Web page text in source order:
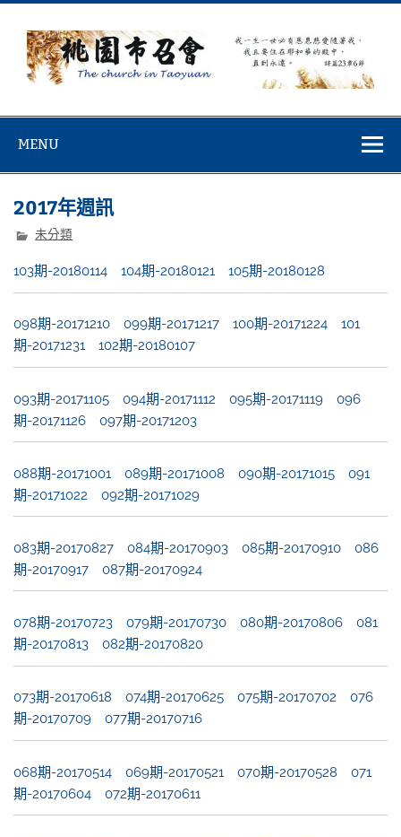
Skip
content
MENU
2017年週訊
未分類
103期-20180114 104期-20180121 105期-20180128
098期-20171210 099期-20171217 100期-20171224
101
期-20171231
102期-20180107
093期-20171105 094期-20171112 095期-20171119
096
期-20171126
097期-20171203
088期-20171001 089期-20171008 090期-20171015
091
期-20171022
092期-20171029
083期-20170827 084期-20170903 085期-20170910
086
期-20170917
087期-20170924
078期-20170723 079期-20170730 080期-20170806
081
期-20170813
082期-20170820
073期-20170618 074期-20170625 075期-20170702
076
期-20170709
077期-20170716
068期-20170514 069期-20170521 070期-20170528
071
期-20170604
072期-20170611